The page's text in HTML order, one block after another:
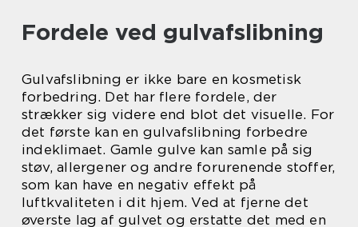
Fordele ved gulvafslibning
Gulvafslibning er ikke bare en kosmetisk
forbedring. Det har flere fordele, der
strækker sig videre end blot det visuelle. For
det første kan en gulvafslibning forbedre
indeklimaet. Gamle gulve kan samle på sig
støv, allergener og andre forurenende stoffer,
som kan have en negativ effekt på
luftkvaliteten i dit hjem. Ved at fjerne det
øverste lag af gulvet og erstatte det med en